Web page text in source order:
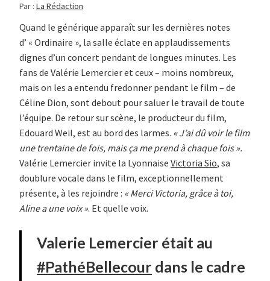
“UNE
BELLE
DÉCLARATION
DE
VALÉRIE
À
CÉLINE
Par : La Rédaction
Quand le générique apparaît sur les dernières notes
d’ « Ordinaire », la salle éclate en applaudissements
dignes d’un concert pendant de longues minutes. Les
fans de Valérie Lemercier et ceux – moins nombreux,
mais on les a entendu fredonner pendant le film – de
Céline Dion, sont debout pour saluer le travail de toute
l’équipe. De retour sur scène, le producteur du film,
Edouard Weil, est au bord des larmes. « J’ai dû voir le film
une trentaine de fois, mais ça me prend à chaque fois ».
Valérie Lemercier invite la Lyonnaise Victoria Sio, sa
doublure vocale dans le film, exceptionnellement
présente, à les rejoindre : « Merci Victoria, grâce à toi,
Aline a une voix ». Et quelle voix.
Valerie Lemercier était au
#PathéBellecour dans le cadre